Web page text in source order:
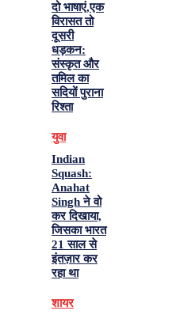
दो भाषाएं,एक
विरासत तो
दूसरी
धड़कन:
संस्कृत और
तमिल का
सदियों पुराना
रिश्ता
युवा
Indian
Squash:
Anahat
Singh ने वो
कर दिखाया,
जिसका भारत
21 साल से
इंतज़ार कर
रहा था
शायर